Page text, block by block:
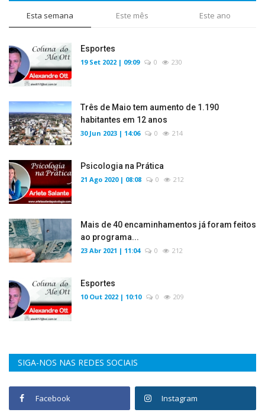
Esta semana Este mês Este ano
Esportes
19 Set 2022 | 09:09 0 230
Três de Maio tem aumento de 1.190
habitantes em 12 anos
30 Jun 2023 | 14:06 0 214
Psicologia na Prática
21 Ago 2020 | 08:08 0 212
Mais de 40 encaminhamentos já foram feitos
ao programa...
23 Abr 2021 | 11:04 0 212
Esportes
10 Out 2022 | 10:10 0 209
SIGA-NOS NAS REDES SOCIAIS
Facebook Instagram